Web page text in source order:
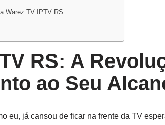
Warez TV IPTV RS
RS: A
ao Seu
eu, já cansou de ficar na frente da TV